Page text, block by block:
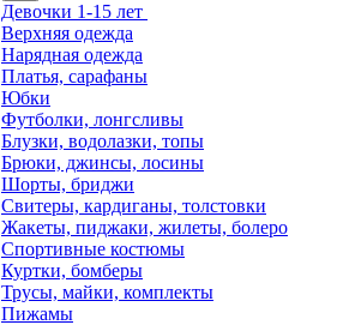
Девочки 1-15 лет
Верхняя одежда
Нарядная одежда
Платья, сарафаны
Юбки
Футболки, лонгсливы
Блузки, водолазки, топы
Брюки, джинсы, лосины
Шорты, бриджи
Свитеры, кардиганы, толстовки
Жакеты, пиджаки, жилеты, болеро
Спортивные костюмы
Куртки, бомберы
Трусы, майки, комплекты
Пижамы